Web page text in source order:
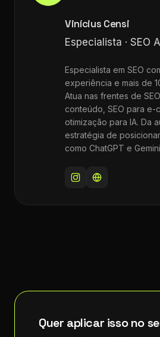
Vinícius Censi
Especialista · SEO
Especialista em SEO
experiência e mais de
Atua nas frentes de
conteúdo, SEO para e-
otimização para IA. Da
estratégia de
como ChatGPT e
Quer aplicar isso no